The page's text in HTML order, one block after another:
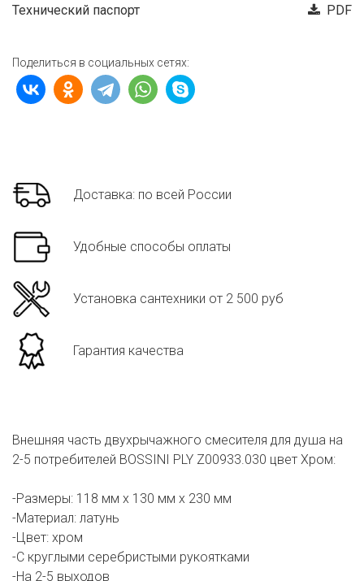
Технический паспорт
PDF
Поделиться в социальных сетях:
Доставка: по всей России
Удобные способы оплаты
Установка сантехники от 2 500 руб
Гарантия качества
Внешняя часть двухрычажного смесителя для душа на
2-5 потребителей BOSSINI PLY Z00933.030 цвет Хром:
-Размеры: 118 мм х 130 мм х 230 мм
-Материал: латунь
-Цвет: хром
-С круглыми серебристыми рукоятками
-На 2-5 выходов